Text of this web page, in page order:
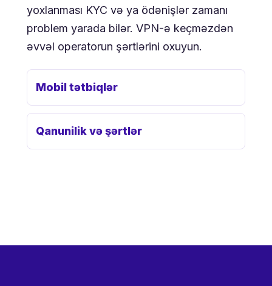
yoxlanması KYC və ya ödənişlər zamanı
problem yarada bilər. VPN-ə keçməzdən
əvvəl operatorun şərtlərini oxuyun.
Mobil tətbiqlər
Qanunilik və şərtlər